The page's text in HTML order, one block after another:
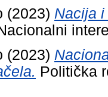
(2023) Nacija
(2023)
Politička